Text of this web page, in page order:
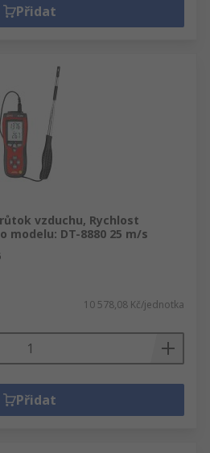
Přidat
vzduchu, Rychlost
modelu: DT-8880 25 m/s
10 578,08 Kč/jednotka
Přidat